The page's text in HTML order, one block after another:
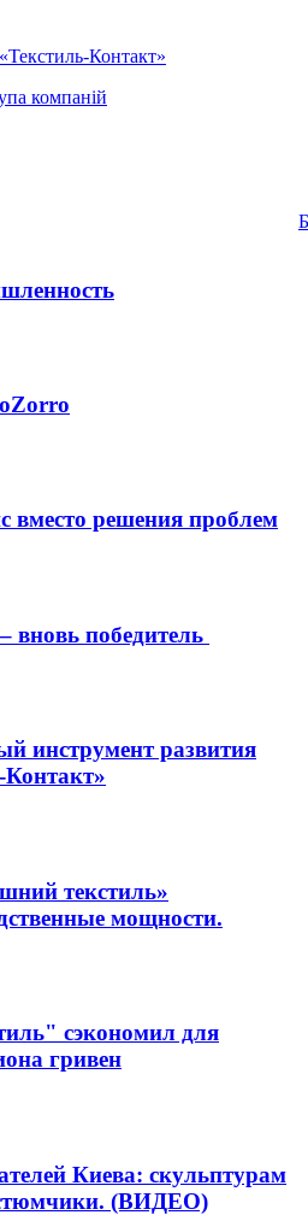
Контакт»
компаній
решения проблем
вновь победитель
инструмент развития
текстиль»
мощности.
сэкономил для
гривен
Киева: скульптурам
(ВИДЕО)